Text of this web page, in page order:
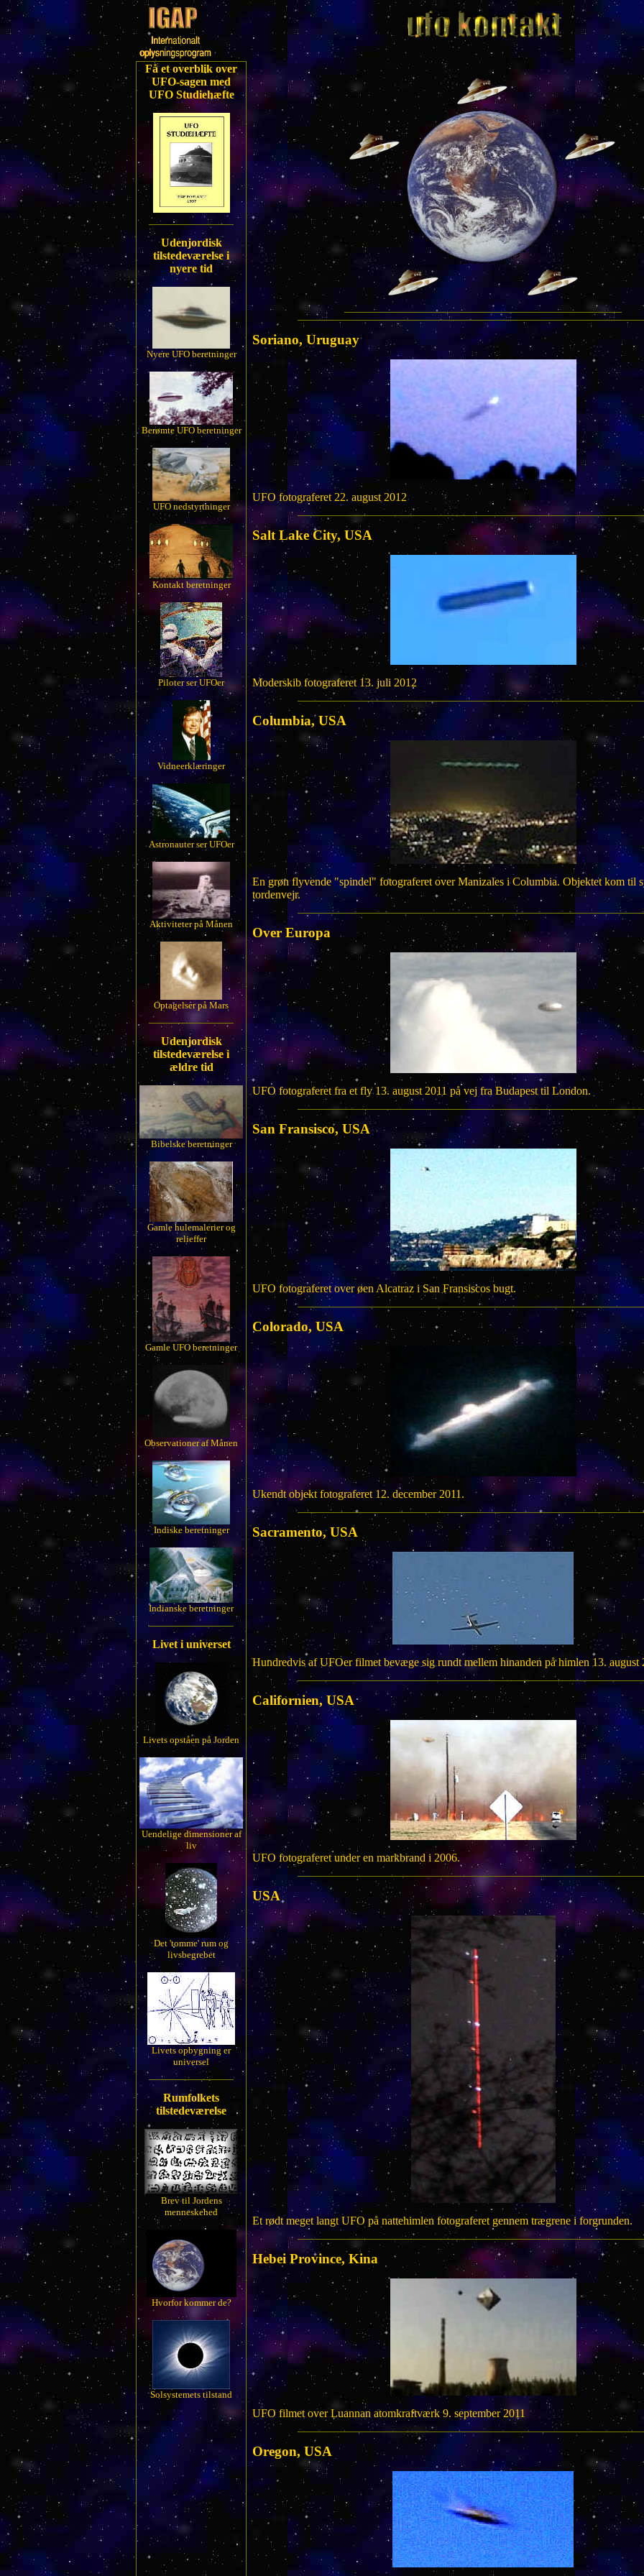
Få et overblik over
UFO-sagen med
UFO Studiehæfte
Udenjordisk
tilstedeværelse i
nyere tid
Nyere UFO beretninger
Berømte UFO beretninger
UFO nedstyrtninger
Kontakt beretninger
Piloter ser UFOer
Vidneerklæringer
Astronauter ser UFOer
Aktiviteter på Månen
Optagelser på Mars
Udenjordisk
tilstedeværelse i
ældre tid
Bibelske beretninger
Gamle hulemalerier og
relieffer
Gamle UFO beretninger
Observationer af Månen
Indiske beretninger
Indianske beretninger
Livet i universet
Livets opståen på Jorden
Uendelige dimensioner af
liv
Det 'tomme' rum og
livsbegrebet
Livets opbygning er
universel
Rumfolkets
tilstedeværelse
Brev til Jordens
menneskehed
Hvorfor kommer de?
Solsystemets tilstand
Soriano, Uruguay
UFO fotograferet 22. august 2012
Salt Lake City, USA
Moderskib fotograferet 13. juli 2012
Columbia, USA
En grøn flyvende "spindel" fotograferet over Manizales i Columbia. Objektet kom til
tordenvejr.
Over Europa
UFO fotograferet fra et fly 13. august 2011 på vej fra Budapest til London.
San Fransisco, USA
UFO fotograferet over øen Alcatraz i San Fransiscos bugt.
Colorado, USA
Ukendt objekt fotograferet 12. december 2011.
Sacramento, USA
Hundredvis af UFOer filmet bevæge sig rundt mellem hinanden på himlen 13. august
Californien, USA
UFO fotograferet under en markbrand i 2006.
USA
Et rødt meget langt UFO på nattehimlen fotograferet gennem trægrene i forgrunden.
Hebei Province, Kina
UFO filmet over Luannan atomkraftværk 9. september 2011
Oregon, USA